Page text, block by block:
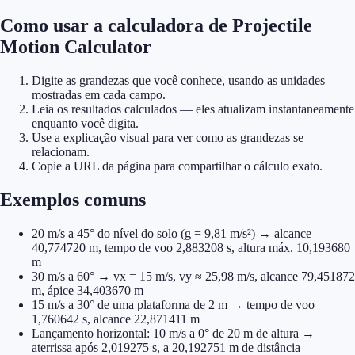
Como usar a calculadora de Projectile
Motion Calculator
Digite as grandezas que você conhece, usando as unidades
mostradas em cada campo.
Leia os resultados calculados — eles atualizam instantaneamente
enquanto você digita.
Use a explicação visual para ver como as grandezas se
relacionam.
Copie a URL da página para compartilhar o cálculo exato.
Exemplos comuns
20 m/s a 45° do nível do solo (g = 9,81 m/s²) → alcance
40,774720 m, tempo de voo 2,883208 s, altura máx. 10,193680
m
30 m/s a 60° → vx = 15 m/s, vy ≈ 25,98 m/s, alcance 79,451872
m, ápice 34,403670 m
15 m/s a 30° de uma plataforma de 2 m → tempo de voo
1,760642 s, alcance 22,871411 m
Lançamento horizontal: 10 m/s a 0° de 20 m de altura →
aterrissa após 2,019275 s, a 20,192751 m de distância